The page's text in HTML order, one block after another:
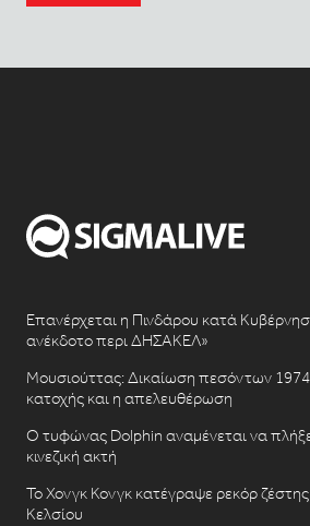
Επανέρχεται η Πινδάρου κατά
ανέκδοτο περι ΔΗΣΑΚΕΛ»
Μουσιούττας: Δικαίωση πεσόντων
κατοχής και η απελευθέρωση
Ο τυφώνας Dolphin αναμένεται να
κινεζική ακτή
Το Χονγκ Κονγκ κατέγραψε ρεκόρ
Κελσίου